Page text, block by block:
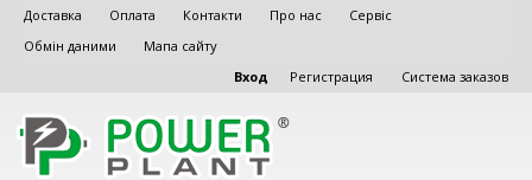
Доставка Оплата Контакти Про нас
Сервіс
Обмін даними
Мапа сайту
Вход
Регистрация Система заказов